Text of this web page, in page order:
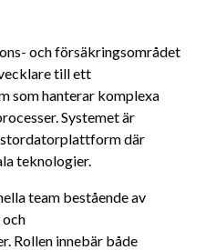
och försäkringsområdet
till ett
som hanterar komplexa
Systemet är
där
teknologier.
team bestående av
Rollen innebär både